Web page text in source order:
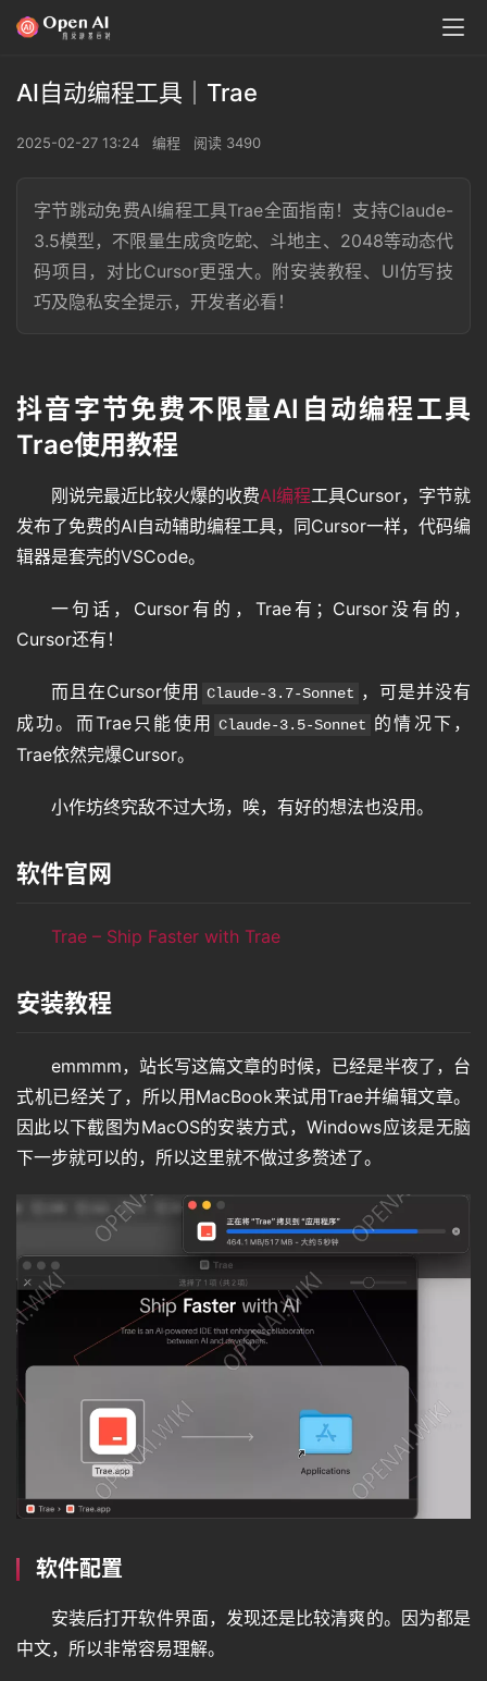
00:00 / 01:25
AI自动编程工具｜Trae
2025-02-27 13:24 编程 阅读 3490
字节跳动免费AI编程工具Trae全面指南！支持Claude-
3.5模型，不限量生成贪吃蛇、斗地主、2048等动态代
码项目，对比Cursor更强大。附安装教程、UI仿写技
巧及隐私安全提示，开发者必看！
抖音字节免费不限量AI自动编程工具
Trae使用教程
刚说完最近比较火爆的收费AI编程工具Cursor，字节就
发布了免费的AI自动辅助编程工具，同Cursor一样，代码编
辑器是套壳的VSCode。
一句话，Cursor有的，Trae有；Cursor没有的，
Cursor还有！
而且在Cursor使用 Claude-3.7-Sonnet ，可是并没有
成功。而Trae只能使用
Claude-3.5-Sonnet 的情况下，
Trae依然完爆Cursor。
小作坊终究敌不过大场，唉，有好的想法也没用。
软件官网
Trae – Ship Faster with Trae
安装教程
emmmm，站长写这篇文章的时候，已经是半夜了，台
式机已经关了，所以用MacBook来试用Trae并编辑文章。
因此以下截图为MacOS的安装方式，Windows应该是无脑
下一步就可以的，所以这里就不做过多赘述了。
软件配置
安装后打开软件界面，发现还是比较清爽的。因为都是
中文，所以非常容易理解。